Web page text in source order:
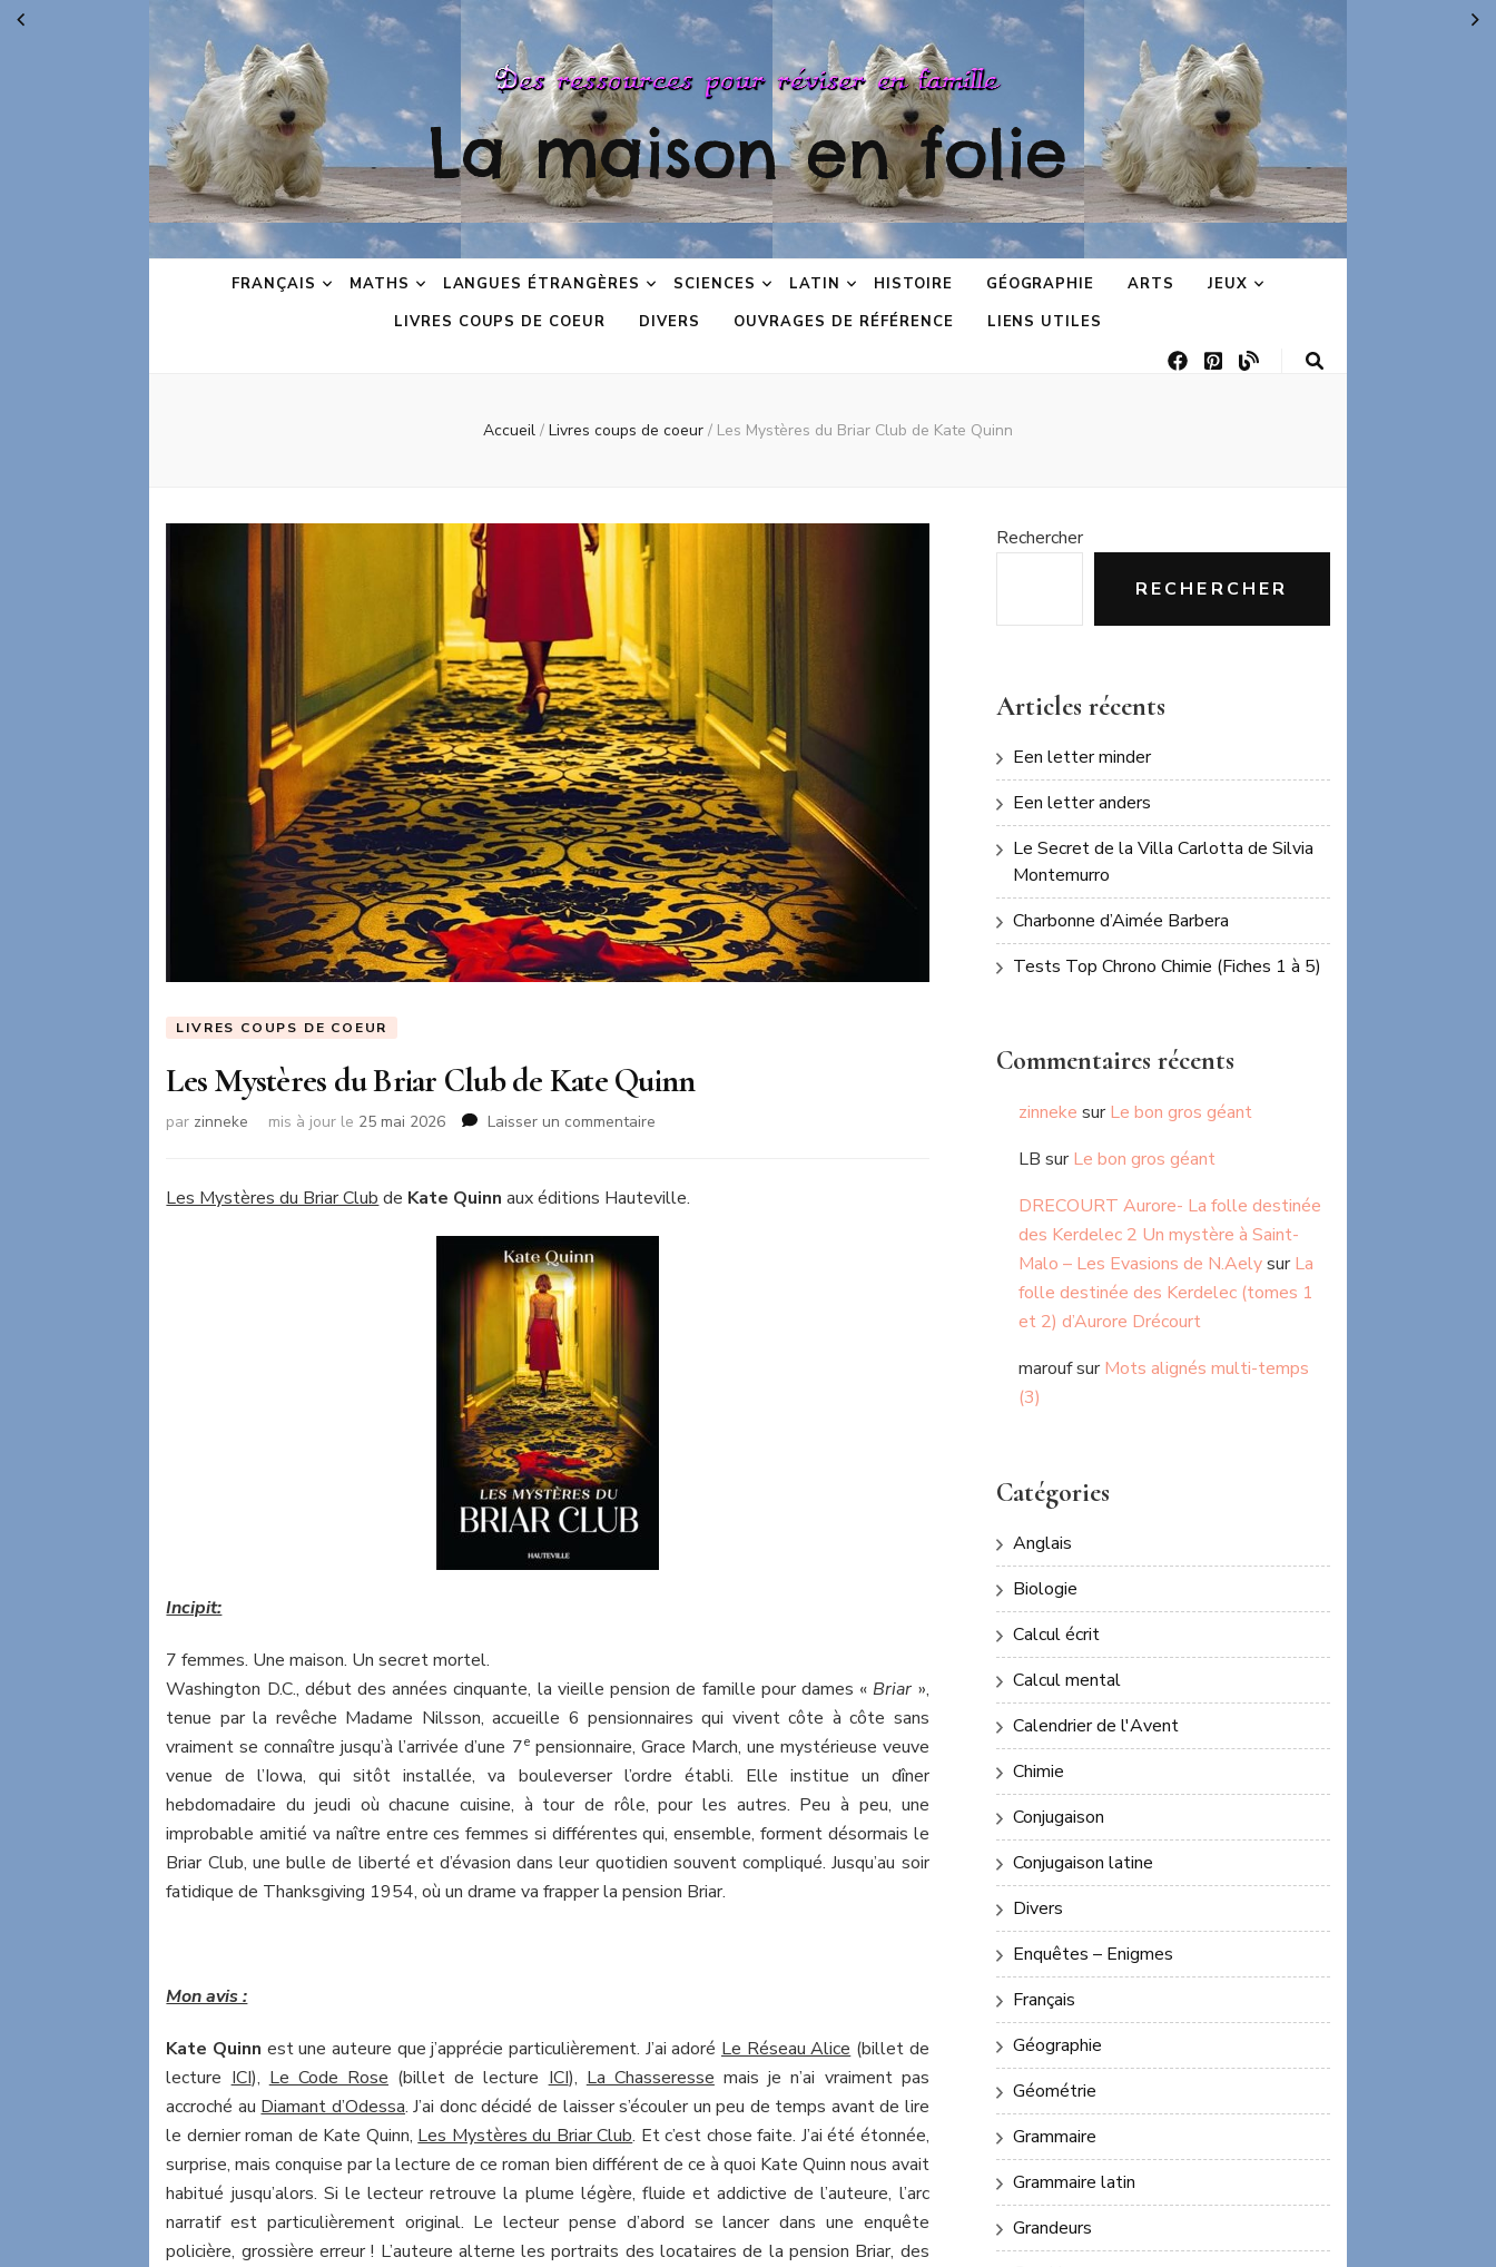
La maison en folie
FRANÇAIS MATHS LANGUES ÉTRANGÈRES SCIENCES LATIN HISTOIRE GÉOGRAPHIE ARTS
JEUX
LIVRES COUPS DE COEUR
DIVERS OUVRAGES DE RÉFÉRENCE LIENS UTILES
Accueil / Livres coups de coeur / Les Mystères du Briar Club de Kate Quinn
LIVRES COUPS DE COEUR
Les Mystères du Briar Club de Kate Quinn
par zinneke mis à jour le 25 mai 2026 Laisser un commentaire
du
Club
Les Mystères du Briar Club de Kate Quinn aux éditions Hauteville.
Incipit:
7 femmes. Une maison. Un secret mortel.
Washington D.C., début des années cinquante, la vieille pension de famille pour dames «Briar »,
tenue par la revêche Madame Nilsson, accueille 6 pensionnaires qui vivent côte à côte sans
vraiment se connaître jusqu’à l’arrivée d’une 7epensionnaire, Grace March, une mystérieuse veuve
venue de l’Iowa, qui sitôt installée, va bouleverser l’ordre établi. Elle institue un dîner
hebdomadaire du jeudi où chacune cuisine, à tour de rôle, pour les autres. Peu à peu, une
improbable amitié va naître entre ces femmes si différentes qui, ensemble, forment désormais le
Briar Club, une bulle de liberté et d’évasion dans leur quotidien souvent compliqué. Jusqu’au soir
fatidique de Thanksgiving 1954, où un drame va frapper la pension Briar.
Mon avis :
Kate Quinn est une auteure que j’apprécie particulièrement. J’ai adoré Le Réseau Alice (billet de
lecture ICI), Le Code Rose (billet de lecture ICI), La Chasseresse mais je n’ai vraiment pas
accroché au Diamant d’Odessa. J’ai donc décidé de laisser s’écouler un peu de temps avant de lire
le dernier roman de Kate Quinn, Les Mystères du Briar Club. Et c’est chose faite. J’ai été étonnée,
surprise, mais conquise par la lecture de ce roman bien différent de ce à quoi Kate Quinn nous avait
habitué jusqu’alors. Si le lecteur retrouve la plume légère, fluide et addictive de l’auteure, l’arc
narratif est particulièrement original. Le lecteur pense d’abord se lancer dans une enquête
policière, grossière erreur ! L’auteure alterne les portraits des locataires de la pension Briar, des
Rechercher
RECHERCHER
Articles récents
Een letter minder
Een letter anders
Le Secret de la Villa Carlotta de Silvia
Montemurro
Charbonne d’Aimée Barbera
Tests Top Chrono Chimie (Fiches 1 à 5)
Commentaires récents
zinneke surLe bon gros géant
LB surLe bon gros géant
DRECOURT Aurore- La folle destinée
des Kerdelec 2 Un mystère à Saint-
Malo – Les Evasions de N.AelysurLa
folle destinée des Kerdelec (tomes 1
et 2) d’Aurore Drécourt
maroufsurMots alignés multi-temps
(3)
Catégories
Anglais
Biologie
Calcul écrit
Calcul mental
Calendrier de l'Avent
Chimie
Conjugaison
Conjugaison latine
Divers
Enquêtes – Enigmes
Français
Géographie
Géométrie
Grammaire
Grammaire latin
Grandeurs